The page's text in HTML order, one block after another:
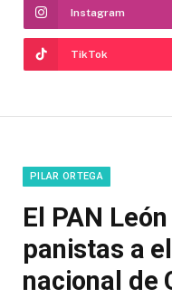
Instagram
TikTok
PILAR ORTEGA
El PAN
panistas a
nacional de